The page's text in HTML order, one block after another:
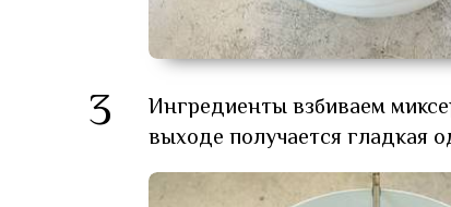
3
Ингредиенты взбиваем
выходе получается гладкая